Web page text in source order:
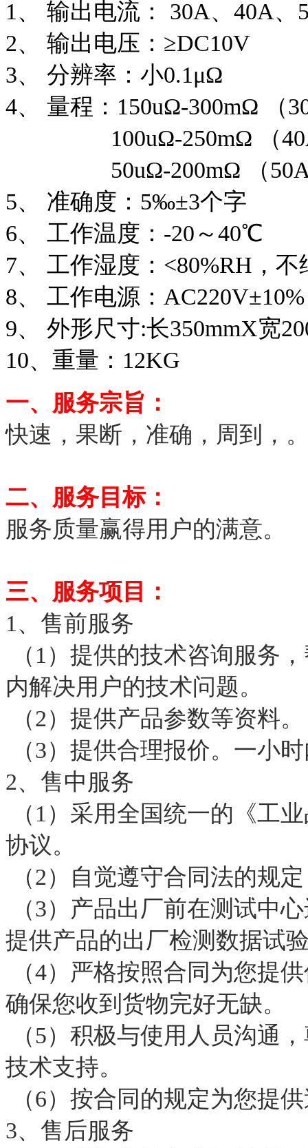
1、 输出电流： 30A、40A、
2、 输出电压：≥DC10V
3、 分辨率：小0.1μΩ
4、 量程：150uΩ-300mΩ （
100uΩ-250mΩ （
50uΩ-200mΩ （50A
5、 准确度：5‰±3个字
6、 工作温度：-20～40℃
7、 工作湿度：<80%RH，不
8、 工作电源：
9、 外形尺寸:长350mmX宽
10、重量：12KG
一、服务宗旨：
快速，果断，准确，周到，
二、服务目标：
服务质量赢得用户的满意。
三、服务项目：
1、售前服务
（1）提供的技术咨询服务
内解决用户的技术问题。
（2）提供产品参数等资料。
（3）提供合理报价。一小
2、售中服务
（1）采用全国统一的《工
协议。
（2）自觉遵守合同法的规
（3）产品出厂前在测试中
提供产品的出厂检测数据试
（4）严格按照合同为您提
确保您收到货物完好无缺。
（5）积极与使用人员沟通
技术支持。
（6）按合同的规定为您提
3、售后服务